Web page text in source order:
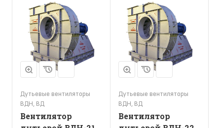
Дутьевые вентиляторы
ВДН, ВД
Вентилятор
Дутьевые вентиляторы
ВДН, ВД
Вентилятор